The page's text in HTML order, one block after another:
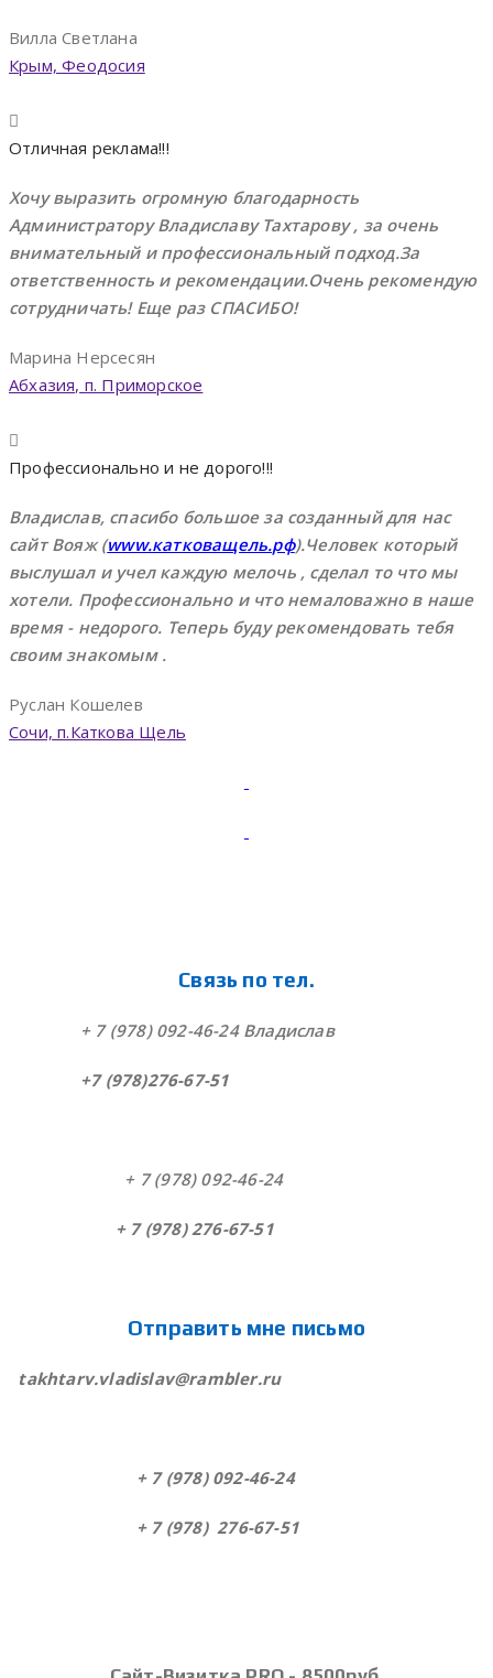
Вилла Светлана
Крым, Феодосия
Отличная реклама!!!
Хочу выразить огромную благодарность
Администратору Владиславу Тахтарову , за очень
внимательный и профессиональный подход.За
ответственность и рекомендации.Очень рекомендую
сотрудничать! Еще раз СПАСИБО!
Марина Нерсесян
Абхазия, п. Приморское
Профессионально и не дорого!!!
Владислав, спасибо большое за созданный для нас
сайт Вояж (www.катковащель.рф).Человек который
выслушал и учел каждую мелочь , сделал то что мы
хотели. Профессионально и что немаловажно в наше
время - недорого. Теперь буду рекомендовать тебя
своим знакомым .
Руслан Кошелев
Сочи, п.Каткова Щель
Связь по тел.
+ 7 (978) 092-46-24 Владислав
+7 (978)276-67-51
+ 7 (978) 092-46-24
+ 7 (978) 276-67-51
Отправить мне письмо
takhtarv.vladislav@rambler.ru
+ 7 (978) 092-46-24
+ 7 (978) 276-67-51